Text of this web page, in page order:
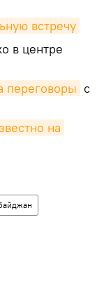
встречу
в центре
переговоры с
на